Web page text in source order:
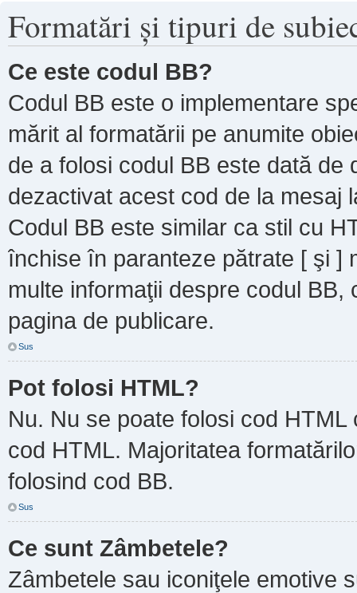
Formatări şi tipuri de
Ce este codul BB?
Codul BB este o implementare
mărit al formatării pe anumite
de a folosi codul BB este dată de
dezactivat acest cod de la mesaj
Codul BB este similar ca stil cu
închise în paranteze pătrate [ şi ]
multe informaţii despre codul
pagina de publicare.
Sus
Pot folosi HTML?
Nu. Nu se poate folosi cod
cod HTML. Majoritatea
folosind cod BB.
Sus
Ce sunt Zâmbetele?
Zâmbetele sau iconiţele emotive